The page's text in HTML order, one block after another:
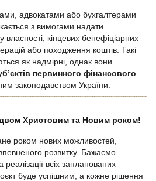
адвокатами або бухгалтерами
з вимогами надати
власності, кінцевих бенефіціарних
або походження коштів. Такі
як надмірні, однак вони
первинного фінансового
законодавством України.
Христовим та Новим роком!
роком нових можливостей,
розвитку. Бажаємо
реалізації всіх запланованих
буде успішним, а кожне рішення